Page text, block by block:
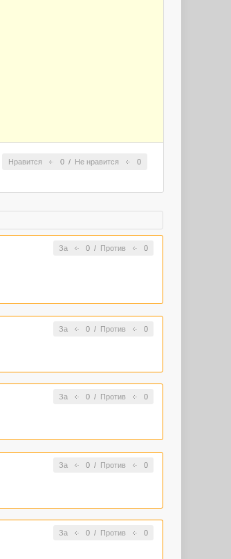
Нравится 0 / Не нравится 0
За 0/ Против 0
За 0/ Против 0
За 0/ Против 0
За 0/ Против 0
За 0/ Против 0